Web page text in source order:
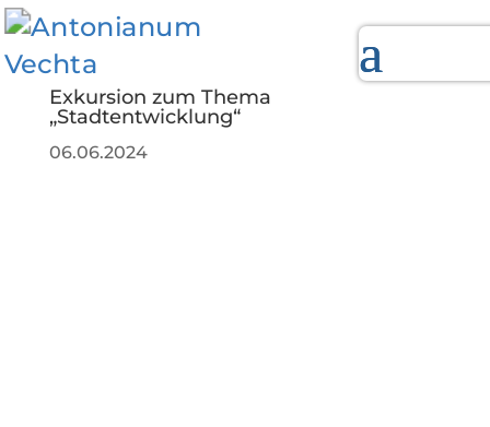
Exkursion zum Thema
„Stadtentwicklung“
06.06.2024